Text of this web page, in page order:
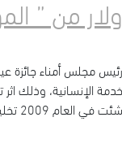
من ”
مجلس أمناء جائزة
الإنسانية، وذلك
تخليدا لذكرى سمو […]